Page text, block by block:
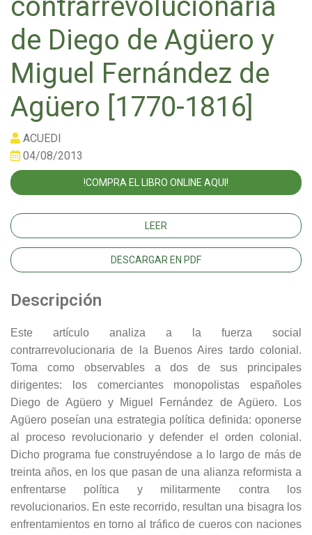
de Diego de Agüero y
Miguel Fernández de
Agüero [1770-1816]
ACUEDI
04/08/2013
!COMPRA EL LIBRO ONLINE AQUI!
LEER
DESCARGAR EN PDF
Descripción
Este artículo analiza a la fuerza social
contrarrevolucionaria de la Buenos Aires tardo colonial.
Toma como observables a dos de sus principales
dirigentes: los comerciantes monopolistas españoles
Diego de Agüero y Miguel Fernández de Agüero. Los
Agüero poseían una estrategia política definida: oponerse
al proceso revolucionario y defender el orden colonial.
Dicho programa fue construyéndose a lo largo de más de
treinta años, en los que pasan de una alianza reformista a
enfrentarse política y militarmente contra los
revolucionarios. En este recorrido, resultan una bisagra los
enfrentamientos en torno al tráfico de cueros con naciones